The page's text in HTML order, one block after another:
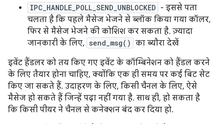
IPC_HANDLE_POLL_SEND_UNBLOCKED - इससे पता
चलता है कि पहले मैसेज भेजने से ब्लॉक किया गया कॉलर,
फिर से मैसेज भेजने की कोशिश कर सकता है. ज़्यादा
जानकारी के लिए, send_msg() का ब्यौरा देखें
इवेंट हैंडलर को तय किए गए इवेंट के कॉम्बिनेशन को हैंडल करने
के लिए तैयार होना चाहिए, क्योंकि एक ही समय पर कई बिट सेट
किए जा सकते हैं. उदाहरण के लिए, किसी चैनल के लिए, ऐसे
मैसेज हो सकते हैं जिन्हें पढ़ा नहीं गया है. साथ ही, हो सकता है
कि किसी पीयर ने चैनल से कनेक्शन बंद कर दिया हो.